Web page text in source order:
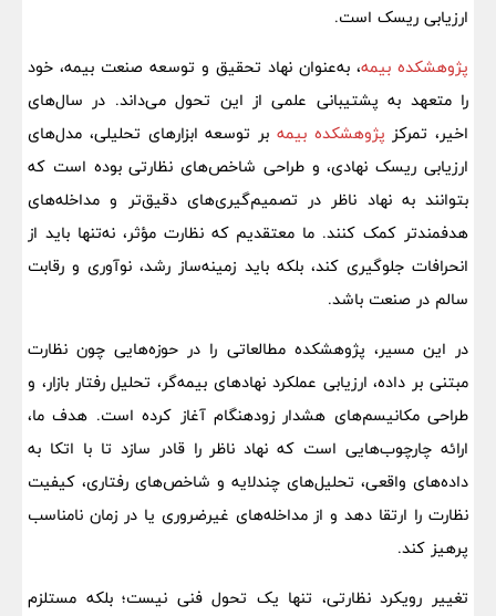
ارزیابی ریسک است.
پژوهشکده بیمه، به‌عنوان نهاد تحقیق و توسعه صنعت بیمه، خود
را متعهد به پشتیبانی علمی از این تحول می‌داند. در سال‌های
اخیر، تمرکز پژوهشکده بیمه بر توسعه ابزارهای تحلیلی، مدل‌های
ارزیابی ریسک نهادی، و طراحی شاخص‌های نظارتی بوده است که
بتوانند به نهاد ناظر در تصمیم‌گیری‌های دقیق‌تر و مداخله‌های
هدفمندتر کمک کنند. ما معتقدیم که نظارت مؤثر، نه‌تنها باید از
انحرافات جلوگیری کند، بلکه باید زمینه‌ساز رشد، نوآوری و رقابت
سالم در صنعت باشد.
در این مسیر، پژوهشکده مطالعاتی را در حوزه‌هایی چون نظارت
مبتنی بر داده، ارزیابی عملکرد نهادهای بیمه‌گر، تحلیل رفتار بازار، و
طراحی مکانیسم‌های هشدار زودهنگام آغاز کرده است. هدف ما،
ارائه چارچوب‌هایی است که نهاد ناظر را قادر سازد تا با اتکا به
داده‌های واقعی، تحلیل‌های چندلایه و شاخص‌های رفتاری، کیفیت
نظارت را ارتقا دهد و از مداخله‌های غیرضروری یا در زمان نامناسب
پرهیز کند.
تغییر رویکرد نظارتی، تنها یک تحول فنی نیست؛ بلکه مستلزم